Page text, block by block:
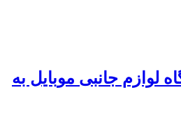
لوازم جانبی موبایل به